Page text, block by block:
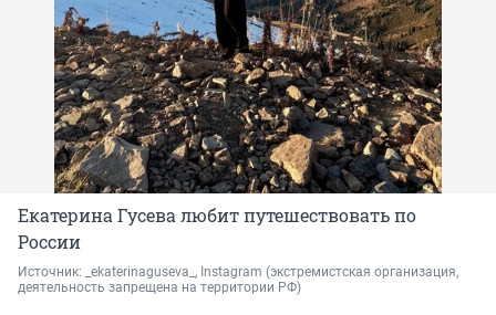
Екатерина Гусева любит путешествовать по
России
Источник: _ekaterinaguseva_, Instagram (экстремистская организация,
деятельность запрещена на территории РФ)